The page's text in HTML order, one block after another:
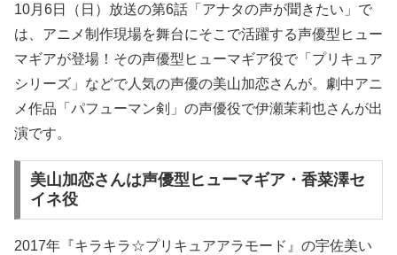
10月6日（日）放送の第6話「アナタの声が聞きたい」で
は、アニメ制作現場を舞台にそこで活躍する声優型ヒュー
マギアが登場！その声優型ヒューマギア役で「プリキュア
シリーズ」などで人気の声優の美山加恋さんが。劇中アニ
メ作品「パフューマン剣」の声優役で伊瀬茉莉也さんが出
演です。
美山加恋さんは声優型ヒューマギア・香菜澤セ
イネ役
2017年『キラキラ☆プリキュアアラモード』の宇佐美い